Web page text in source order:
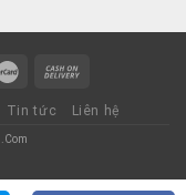
Tin tức Liên hệ